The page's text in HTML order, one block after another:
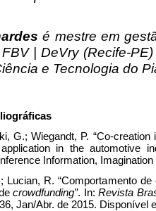
é mestre em
| DeVry (Recife-
e Tecnologia do
G.; Wiegandt, P. “Co-
in the automotive
Information,
Lucian, R. “Comportamento
crowdfunding”. In:Revista
Jan/Abr. de 2015. Disponível